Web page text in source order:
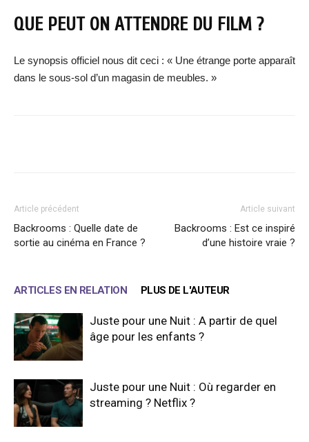
QUE PEUT ON ATTENDRE DU FILM ?
Le synopsis officiel nous dit ceci : « Une étrange porte apparaît
dans le sous-sol d’un magasin de meubles. »
Article précédent
Backrooms : Quelle date de
sortie au cinéma en France ?
Article suivant
Backrooms : Est ce inspiré
d’une histoire vraie ?
ARTICLES EN RELATION PLUS DE L'AUTEUR
Juste pour une Nuit : A partir de quel
âge pour les enfants ?
Juste pour une Nuit : Où regarder en
streaming ? Netflix ?